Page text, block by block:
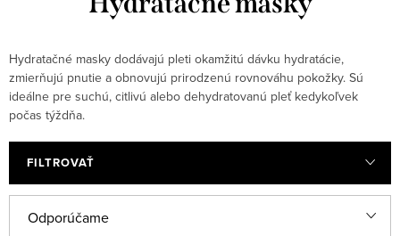
Hydratačné masky dodávajú pleti okamžitú dávku hydratácie,
zmierňujú pnutie a obnovujú prirodzenú rovnováhu pokožky. Sú
ideálne pre suchú, citlivú alebo dehydratovanú pleť kedykoľvek
počas týždňa.
FILTROVAŤ
Odporúčame